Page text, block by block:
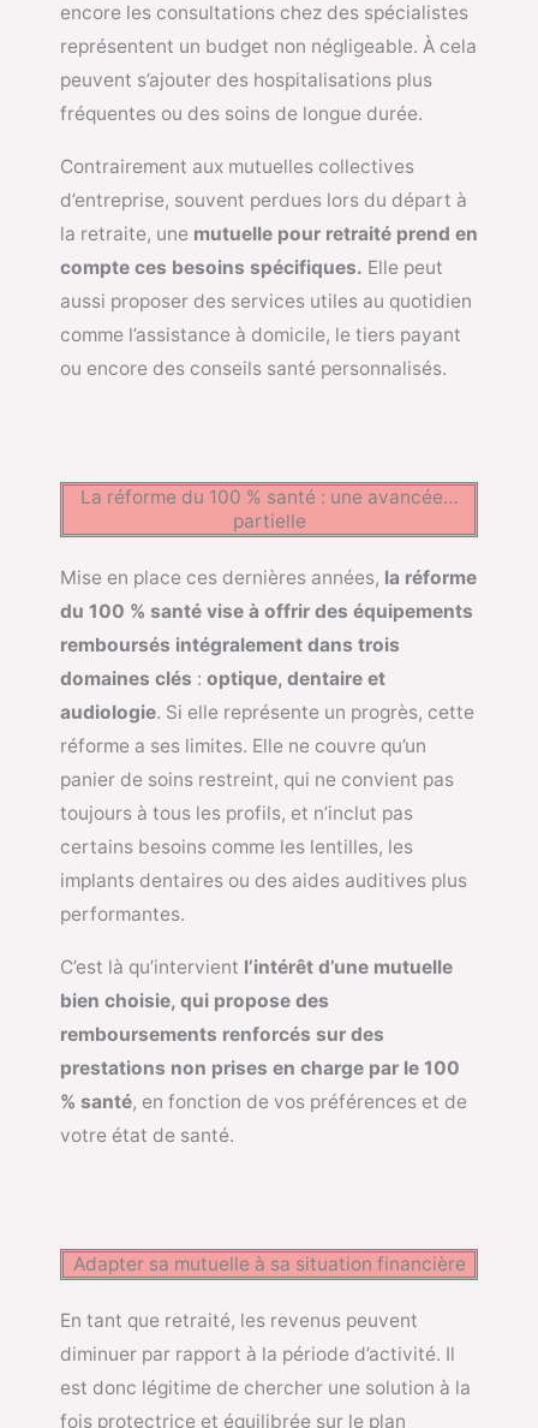
encore les consultations chez des spécialistes
représentent un budget non négligeable. À cela
peuvent s’ajouter des hospitalisations plus
fréquentes ou des soins de longue durée.
Contrairement aux mutuelles collectives
d’entreprise, souvent perdues lors du départ à
la retraite, une mutuelle pour retraité prend en
compte ces besoins spécifiques. Elle peut
aussi proposer des services utiles au quotidien
comme l’assistance à domicile, le tiers payant
ou encore des conseils santé personnalisés.
La réforme du 100 % santé : une avancée…
partielle
Mise en place ces dernières années, la réforme
du 100 % santé vise à offrir des équipements
remboursés intégralement dans trois
domaines clés : optique, dentaire et
audiologie. Si elle représente un progrès, cette
réforme a ses limites. Elle ne couvre qu’un
panier de soins restreint, qui ne convient pas
toujours à tous les profils, et n’inclut pas
certains besoins comme les lentilles, les
implants dentaires ou des aides auditives plus
performantes.
C’est là qu’intervient l’intérêt d’une mutuelle
bien choisie, qui propose des
remboursements renforcés sur des
prestations non prises en charge par le 100
% santé, en fonction de vos préférences et de
votre état de santé.
Adapter sa mutuelle à sa situation financière
En tant que retraité, les revenus peuvent
diminuer par rapport à la période d’activité. Il
est donc légitime de chercher une solution à la
fois protectrice et équilibrée sur le plan